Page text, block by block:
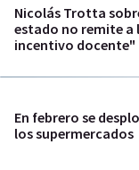
Nicolás Trotta
estado no remite a
incentivo docente"
En febrero se
los supermercados